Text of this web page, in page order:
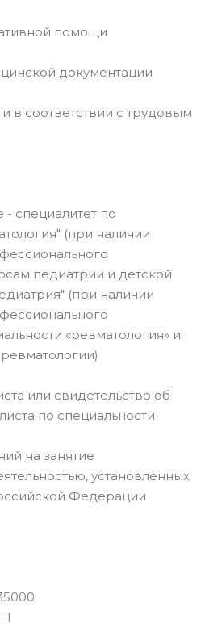
помощи
документации
в соответствии с трудовым
специалитет по
(при наличии
педиатрии и детской
(при наличии
«ревматология» и
или свидетельство об
по специальности
на занятие
установленных
Федерации